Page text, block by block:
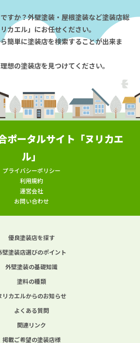
すか？外壁塗装・屋根塗装など塗装店総
カエル」にお任せください。
簡単に塗装店を検索することが出来ま
想の塗装店を見つけてください。
ポータルサイト「ヌリカエ
ル」
プライバシーポリシー
利用規約
運営会社
お問い合わせ
優良塗装店を探す
壁塗装店選びのポイント
外壁塗装の基礎知識
塗料の種類
リカエルからのお知らせ
よくある質問
関連リンク
掲載ご希望の塗装店様